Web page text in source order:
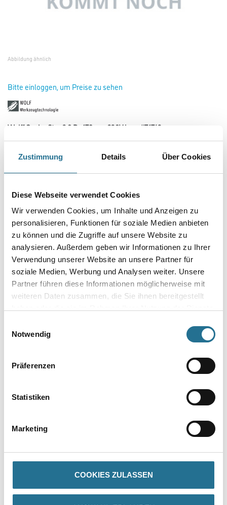
Zustimmung Details Über Cookies
Diese Webseite verwendet Cookies
Wir verwenden Cookies, um Inhalte und Anzeigen zu
personalisieren, Funktionen für soziale Medien anbieten
zu können und die Zugriffe auf unsere Website zu
analysieren. Außerdem geben wir Informationen zu Ihrer
Verwendung unserer Website an unsere Partner für
soziale Medien, Werbung und Analysen weiter. Unsere
Partner führen diese Informationen möglicherweise mit
weiteren Daten zusammen, die Sie ihnen bereitgestellt
Notwendig
Präferenzen
Statistiken
Marketing
COOKIES ZULASSEN
Abbildung ähnlich
Bitte einloggen, um Preise zu sehen
Wolff Gecko Star 2.0 D=178mm 230V kurz #71743
Art-Nr.:4109-000596
Die Randschleifmaschine der neuesten Generation.
Umrechnungsfaktoren
- Optimale Griffposition
- Durchmesser 178mm
- Kurzer Vorsatz
ZUSATZINFOS